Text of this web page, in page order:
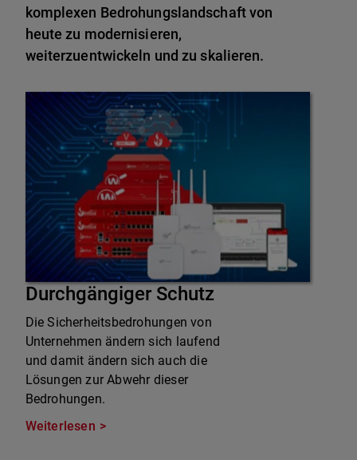
komplexen Bedrohungslandschaft von
heute zu modernisieren,
weiterzuentwickeln und zu skalieren.
Durchgängiger Schutz
Die Sicherheitsbedrohungen von
Unternehmen ändern sich laufend
und damit ändern sich auch die
Lösungen zur Abwehr dieser
Bedrohungen.
Weiterlesen